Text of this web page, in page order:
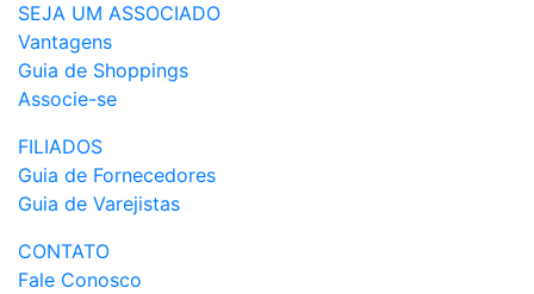
SEJA UM ASSOCIADO
Vantagens
Guia de Shoppings
Associe-se
FILIADOS
Guia de Fornecedores
Guia de Varejistas
CONTATO
Fale Conosco